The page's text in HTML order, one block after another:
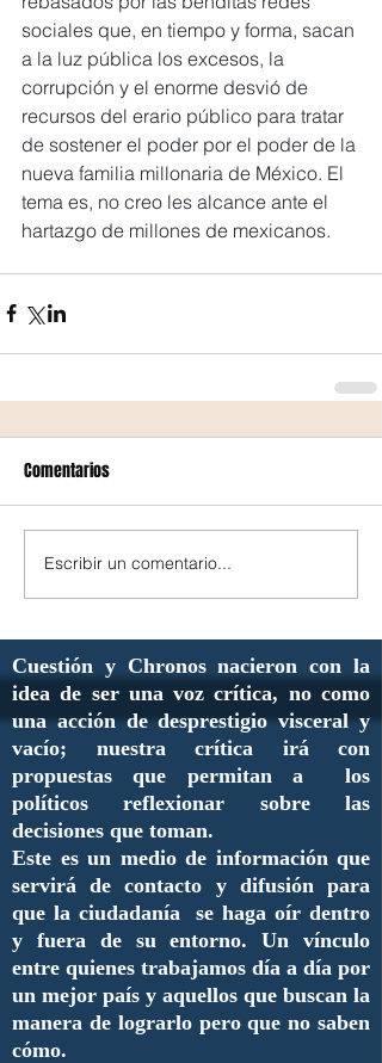
sociales que, en tiempo y forma, sacan
a la luz pública los excesos, la
corrupción y el enorme desvió de
recursos del erario público para tratar
de sostener el poder por el poder de la
nueva familia millonaria de México. El
tema es, no creo les alcance ante el
hartazgo de millones de mexicanos.
Comentarios
Escribir un comentario...
Cuestión y Chronos nacieron con la
idea de ser una voz crítica, no como
una acción de desprestigio visceral y
vacío; nuestra crítica irá con
propuestas que permitan a los
políticos reflexionar sobre las
decisiones que toman.
Este es un medio de información que
servirá de contacto y difusión para
que la ciudadanía se haga oír dentro
y fuera de su entorno. Un vínculo
entre quienes trabajamos día a día por
un mejor país y aquellos que buscan la
manera de lograrlo pero que no saben
cómo.